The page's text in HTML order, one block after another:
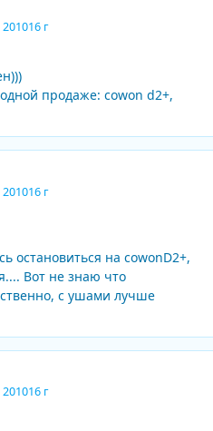
16 г
продаже: cowon d2+,
16 г
остановиться на cowonD2+,
Вот не знаю что
с ушами лучше
16 г